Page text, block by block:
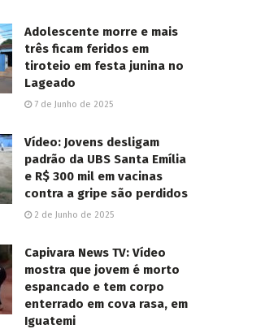
Adolescente morre e mais
três ficam feridos em
tiroteio em festa junina no
Lageado
7 de Junho de 2025
Vídeo: Jovens desligam
padrão da UBS Santa Emília
e R$ 300 mil em vacinas
contra a gripe são perdidos
2 de Junho de 2025
Capivara News TV: Vídeo
mostra que jovem é morto
espancado e tem corpo
enterrado em cova rasa, em
Iguatemi